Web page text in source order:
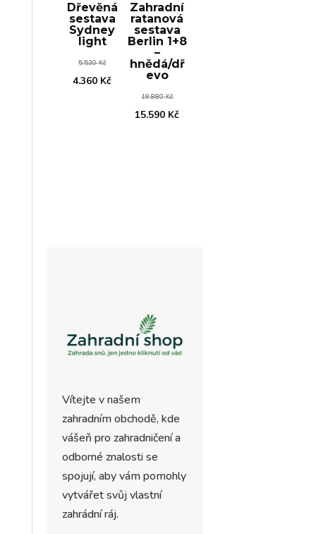
Dřevěná
sestava
Sydney
light
5.530KčPůvodní
cena
5.530 Kč.
4.360 KčAktuální
Zahradní
ratanová
sestava
Berlin 1+8
–
hnědá/dř
evo
19.880KčPůvodní
cena
15.590 KčAktuální
Vítejte v našem
zahradním obchodě, kde
vášeň pro zahradničení a
odborné znalosti se
spojují, aby vám pomohly
vytvářet svůj vlastní
zahrádní ráj.